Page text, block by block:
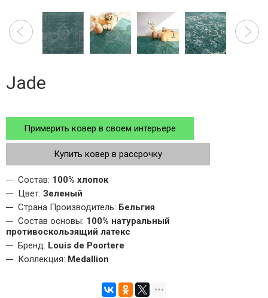
Jade
Примерить ковер в своем интерьере
Купить ковер в рассрочку
Состав: 100% хлопок
Цвет: Зеленый
Страна Производитель: Бельгия
Состав основы: 100% натуральный
противоскользящий латекс
Бренд: Louis de Poortere
Коллекция: Medallion